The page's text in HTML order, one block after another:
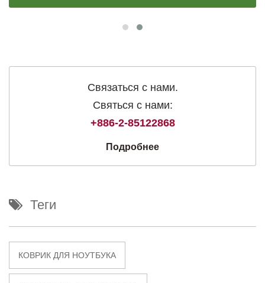
Связаться с нами.
Святься с нами:
+886-2-85122868
Подробнее
Теги
КОВРИК ДЛЯ НОУТБУКА